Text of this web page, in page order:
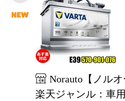
Norauto【ノル
楽天ジャンル：車